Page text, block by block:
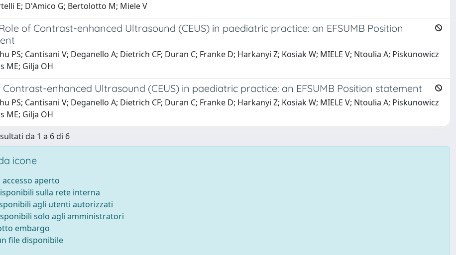
E; D'Amico G; Bertolotto M; Miele V
of Contrast-enhanced Ultrasound (CEUS) in paediatric practice: an EFSUMB Position
PS; Cantisani V; Deganello A; Dietrich CF; Duran C; Franke D; Harkanyi Z; Kosiak W; MIELE V; Ntoulia A; Piskunowicz
ME; Gilja OH
Contrast-enhanced Ultrasound (CEUS) in paediatric practice: an EFSUMB Position statement
PS; Cantisani V; Deganello A; Dietrich CF; Duran C; Franke D; Harkanyi Z; Kosiak W; MIELE V; Ntoulia A; Piskunowicz
ME; Gilja OH
da 1 a 6 di 6
icone
accesso aperto
sulla rete interna
agli utenti autorizzati
solo agli amministratori
embargo
file disponibile